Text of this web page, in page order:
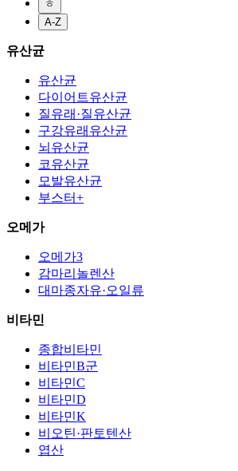
ㅎ
A-Z
유산균
유산균
다이어트유산균
질유래·질유산균
구강유래유산균
뇌유산균
코유산균
모발유산균
부스터+
오메가
오메가3
감마리놀렌산
대마종자유·오일류
비타민
종합비타민
비타민B군
비타민C
비타민D
비타민K
비오틴·판토텐산
엽산